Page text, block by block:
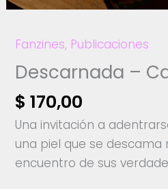
Fanzines, Publicaciones
Descarnada –
$ 170,00
Una invitación a
una piel que se descama
encuentro de sus